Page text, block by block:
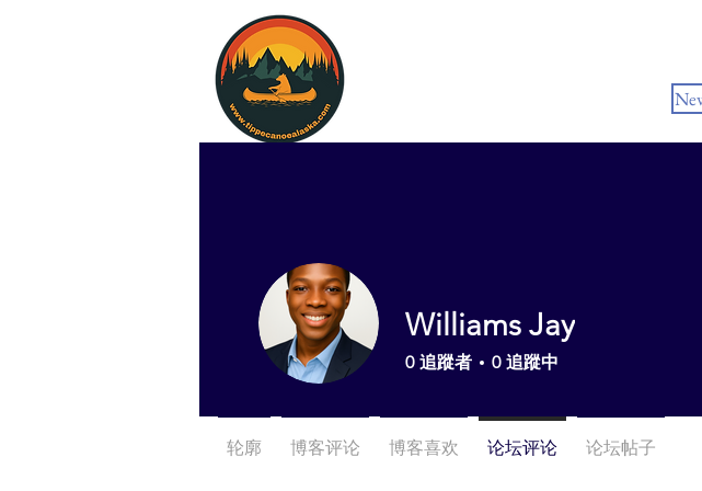
Williams Jay
0 追蹤者 0 追蹤中
轮廓 博客评论 博客喜欢 论坛评论 论坛帖子